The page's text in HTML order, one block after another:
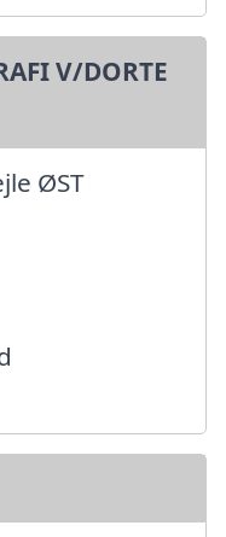
V/DORTE
ØST